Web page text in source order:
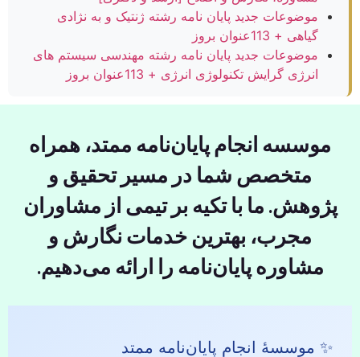
موضوعات جدید پایان نامه رشته ژنتیک و به نژادی
گیاهی + 113عنوان بروز
موضوعات جدید پایان نامه رشته مهندسی سیستم های
انرژی گرایش تکنولوژی انرژی + 113عنوان بروز
موسسه انجام پایان‌نامه ممتد، همراه
متخصص شما در مسیر تحقیق و
پژوهش. ما با تکیه بر تیمی از مشاوران
مجرب، بهترین خدمات نگارش و
مشاوره پایان‌نامه را ارائه می‌دهیم.
✨ موسسهٔ انجام پایان‌نامه ممتد